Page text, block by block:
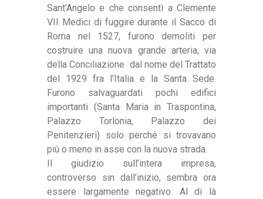
Sant’Angelo e che consentì a Clemente
VII Medici di fuggire durante il Sacco di
Roma nel 1527, furono demoliti per
costruire una nuova grande arteria, via
della Conciliazione dal nome del Trattato
del 1929 fra l’Italia e la Santa Sede.
Furono salvaguardati pochi edifici
importanti (Santa Maria in Traspontina,
Palazzo Torlonia, Palazzo dei
Penitenzieri) solo perché si trovavano
più o meno in asse con la nuova strada.
Il giudizio sull’intera impresa,
controverso sin dall’inizio, sembra ora
essere largamente negativo. Al di là